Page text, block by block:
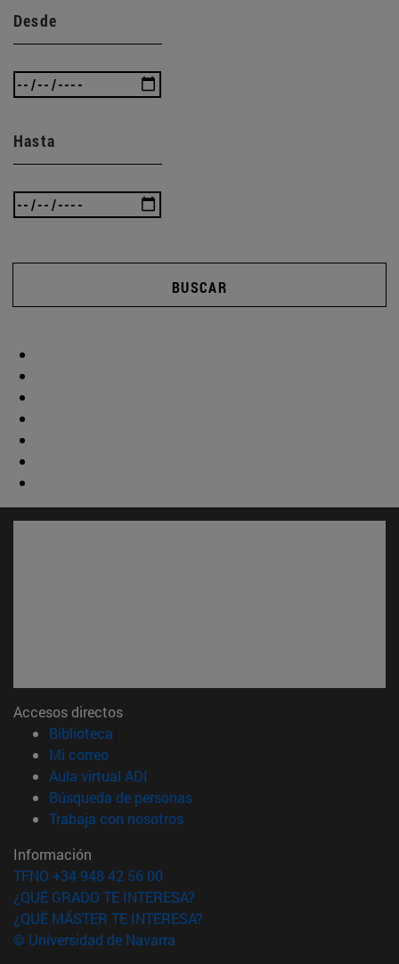
Desde
Hasta
BUSCAR
Accesos directos
Biblioteca
Mi correo(abre en nueva ventana)
Aula virtual ADI
Búsqueda de personas(abre en nueva ventana)
Trabaja con nosotros(abre en nueva ventana)
Información
TFNO +34 948 42 56 00
¿QUÉ GRADO TE INTERESA?
¿QUÉ MÁSTER TE INTERESA?
© Universidad de Navarra